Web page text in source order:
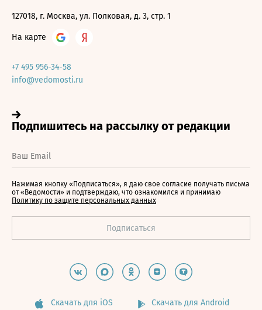
127018, г. Москва, ул. Полковая, д. 3, стр. 1
На карте
+7 495 956-34-58
info@vedomosti.ru
Нажимая кнопку «Подписаться», я даю свое согласие получать письма
от «Ведомости» и подтверждаю, что ознакомился и принимаю
Политику по защите персональных данных
Скачать для iOS Скачать для Android